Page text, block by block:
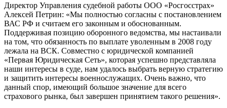
Директор Управления судебной работы ООО «Росгосстрах»
Алексей Петрин: «Мы полностью согласны с постановлением
ВАС РФ и считаем его законным и обоснованным.
Поддерживая позицию оборонного ведомства, мы настаивали
на том, что обязанность по выплате уволенным в 2008 году
лежала на ВСК. Совместно с юридической компанией
«Первая Юридическая Сеть», которая успешно представляла
наши интересы в суде, нам удалось выбрать верную стратегию
и защитить интересы военнослужащих. Очень важно, что
данный спор, имеющий большое значение для всего
страхового рынка, был завершен принятием такого решения».